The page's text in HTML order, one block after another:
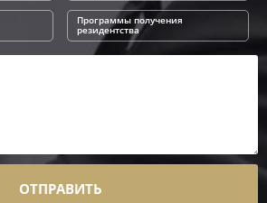
Программы получения
резидентства
ОТПРАВИТЬ